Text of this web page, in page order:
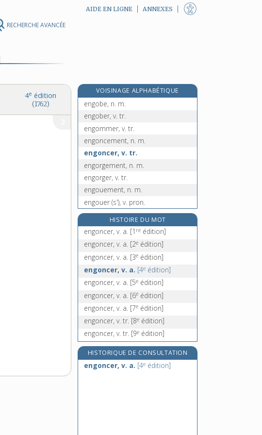
RECHERCHE AVANCÉE
AIDE EN LIGNE ANNEXES
4e édition
(1762)
VOISINAGE ALPHABÉTIQUE
engobage, n. m.
engobe, n. m.
engober, v. tr.
engommer, v. tr.
engoncement, n. m.
engoncer, v. tr.
engorgement, n. m.
engorger, v. tr.
engouement, n. m.
engouer (s'), v. pron.
engouffrement, n. m.
engouffrer, v. tr. et pron.
engoulevent, n. m.
engourdi, -ie, adj.
HISTOIRE DU MOT
engoncer, v. a. [1 re édition]
engoncer, v. a. [2e édition]
engoncer, v. a. [3e édition]
engoncer, v. a. [4e édition]
engoncer, v. a. [5e édition]
engoncer, v. a. [6e édition]
engoncer, v. a. [7e édition]
engoncer, v. tr. [8e édition]
engoncer, v. tr. [9e édition]
HISTORIQUE DE CONSULTATION
engoncer, v. a. [4e édition]